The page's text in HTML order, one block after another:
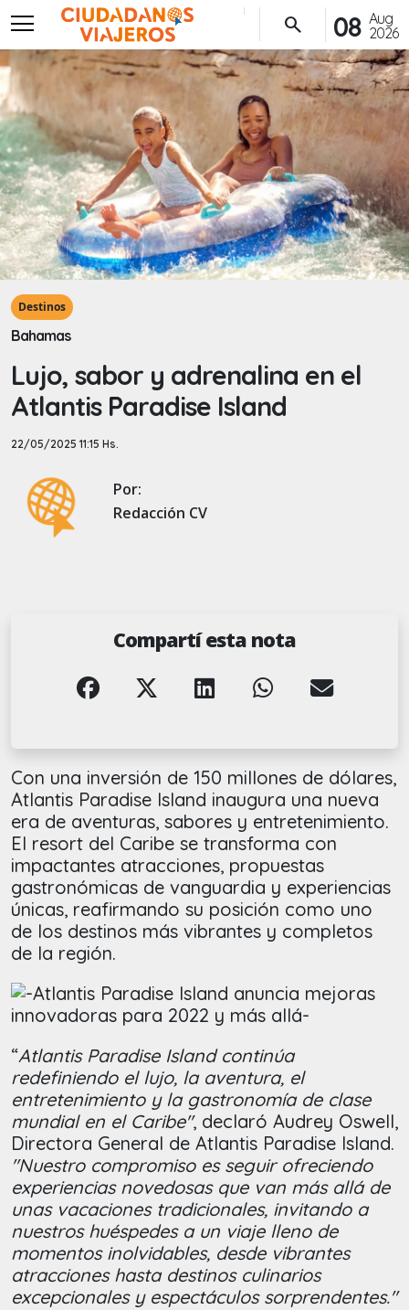
menu
Aug
2026
08
search
Destinos
Bahamas
Lujo, sabor y adrenalina en el
Atlantis Paradise Island
22/05/2025 11:15 Hs.
Por:
Redacción CV
Compartí esta nota
Con una inversión de 150 millones de dólares,
Atlantis Paradise Island inaugura una nueva
era de aventuras, sabores y entretenimiento.
El resort del Caribe se transforma con
impactantes atracciones, propuestas
gastronómicas de vanguardia y experiencias
únicas, reafirmando su posición como uno
de los destinos más vibrantes y completos
de la región.
“Atlantis Paradise Island continúa
redefiniendo el lujo, la aventura, el
entretenimiento y la gastronomía de clase
mundial en el Caribe", declaró Audrey Oswell,
Directora General de Atlantis Paradise Island.
"Nuestro compromiso es seguir ofreciendo
experiencias novedosas que van más allá de
unas vacaciones tradicionales, invitando a
nuestros huéspedes a un viaje lleno de
momentos inolvidables, desde vibrantes
atracciones hasta destinos culinarios
excepcionales y espectáculos sorprendentes."